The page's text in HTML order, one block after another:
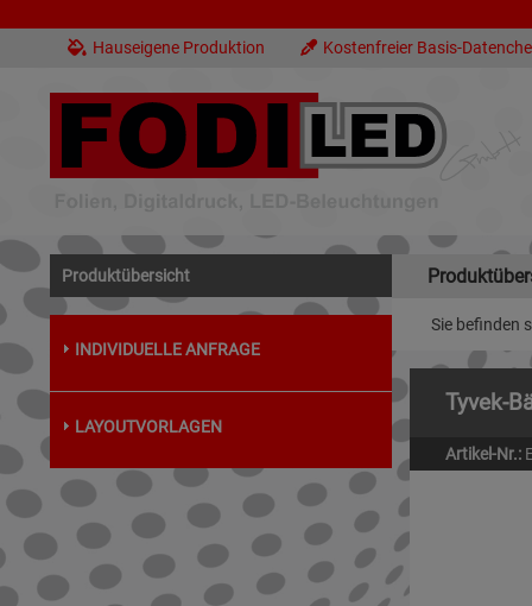
Hauseigene Produktion Kostenfreier Basis-
Produktübersicht
INDIVIDUELLE ANFRAGE
LAYOUTVORLAGEN
Sie befinden
Tyvek-
Artikel-Nr.: